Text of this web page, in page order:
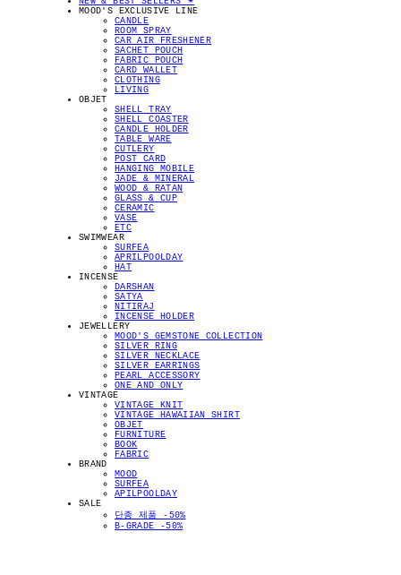
MOOD'S EXCLUSIVE LINE
CANDLE
ROOM SPRAY
CAR AIR FRESHENER
SACHET POUCH
FABRIC POUCH
CARD WALLET
CLOTHING
LIVING
OBJET
SHELL TRAY
SHELL COASTER
CANDLE HOLDER
TABLE WARE
CUTLERY
POST CARD
HANGING MOBILE
JADE & MINERAL
WOOD & RATAN
GLASS & CUP
CERAMIC
VASE
ETC
SWIMWEAR
SURFEA
APRILPOOLDAY
HAT
INCENSE
DARSHAN
SATYA
NITIRAJ
INCENSE HOLDER
JEWELLERY
MOOD'S GEMSTONE COLLECTION
SILVER RING
SILVER NECKLACE
SILVER EARRINGS
PEARL ACCESSORY
ONE AND ONLY
VINTAGE
VINTAGE KNIT
VINTAGE HAWAIIAN SHIRT
OBJET
FURNITURE
BOOK
FABRIC
BRAND
MOOD
SURFEA
APILPOOLDAY
SALE
단종 제품 -50%
B-GRADE -50%